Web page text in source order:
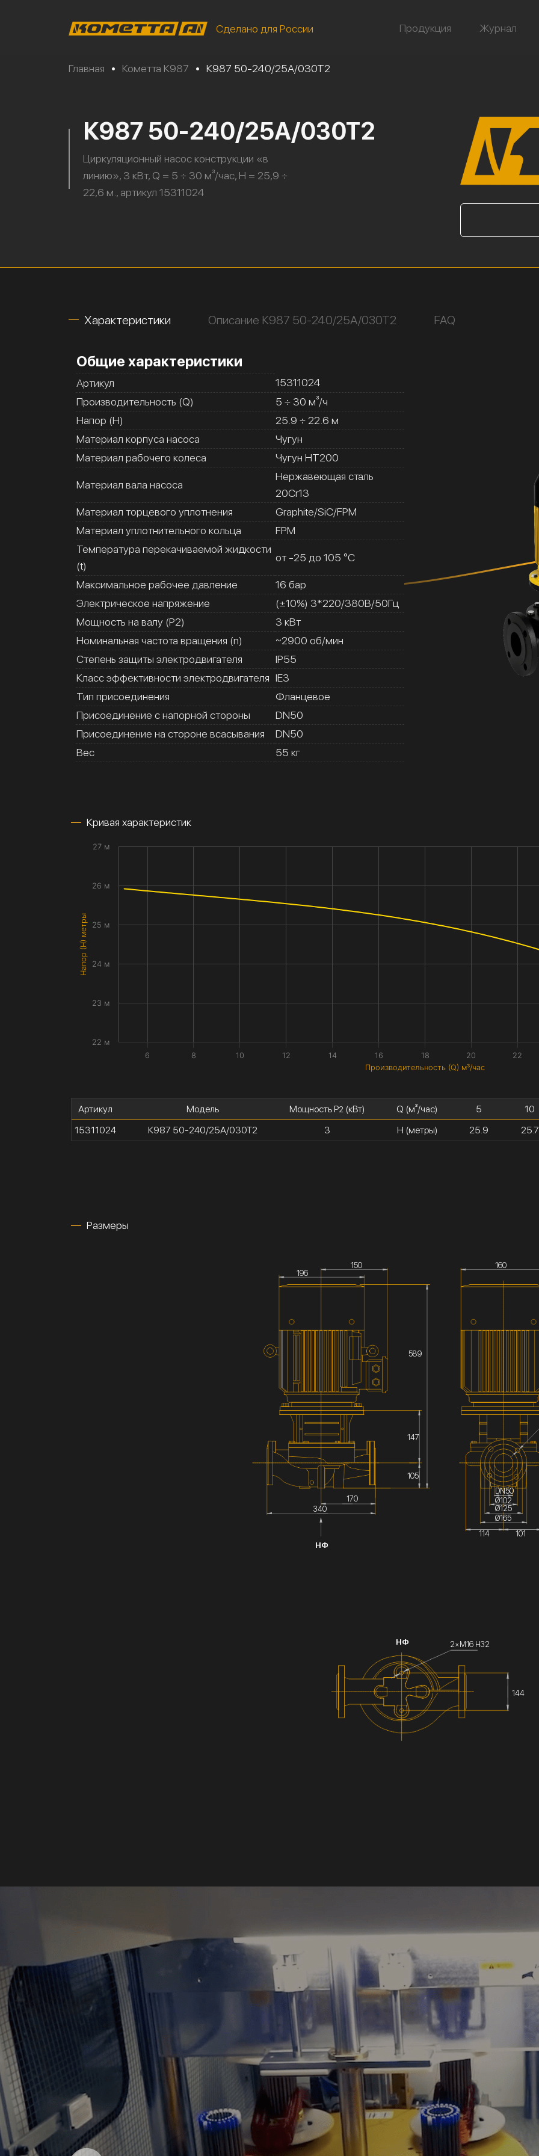
Сделано для России Продукция Журнал
Главная • Кометта К987 • К987 50-240/25А/030Т2
К987 50-240/25А/030Т2
Циркуляционный насос конструкции «в
линию», 3 кВт, Q = 5 ÷ 30 м³/час, H = 25,9 ÷
22,6 м., артикул 15311024
Характеристики Описание К987 50-240/25А/030Т2 FAQ
Общие характеристики
Артикул
15311024
Производительность (Q)
5 ÷ 30 м³/ч
Напор (H)
25.9 ÷ 22.6 м
Материал корпуса насоса
Чугун
Материал рабочего колеса
Чугун HT200
Материал вала насоса
Нержавеющая сталь
20Cr13
Материал торцевого уплотнения
Graphite/SiC/FPM
Материал уплотнительного кольца
FPM
Температура перекачиваемой жидкости
(t)
от -25 до 105 °C
Максимальное рабочее давление
16 бар
Электрическое напряжение
(±10%) 3*220/380В/50Гц
Мощность на валу (Р2)
3 кВт
Номинальная частота вращения (n)
~2900 об/мин
Степень защиты электродвигателя
IP55
Класс эффективности электродвигателя IE3
Тип присоединения
Фланцевое
Присоединение с напорной стороны
DN50
Присоединение на стороне всасывания
DN50
Вес
55 кг
Кривая характеристик
Производительность (Q) м³/час
Напор (H) метры
6 8 10 12 14 16 18 20 22
22 м
23 м
24 м
25 м
26 м
27 м
Артикул
15311024
Модель
К987 50-240/25А/030Т2
Мощность P2 (кВт)
3
Q (м³/час)
H (метры)
5
25.9
10
25.7
Размеры
DN50
150
160
196
589
147
105
170
340
Ø102
Ø125
Ø165
114
101
НФ
НФ 2×М16 Н32
144